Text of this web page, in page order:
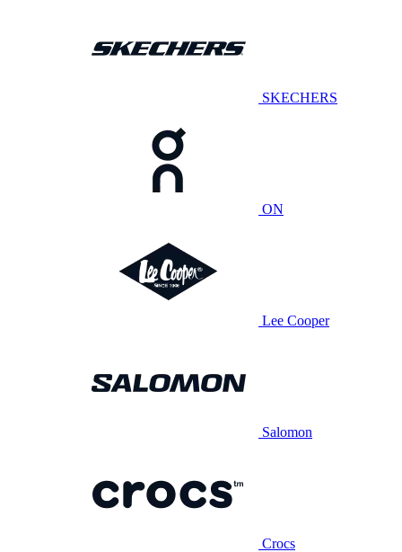
SKECHERS
ON
Lee Cooper
Salomon
Crocs